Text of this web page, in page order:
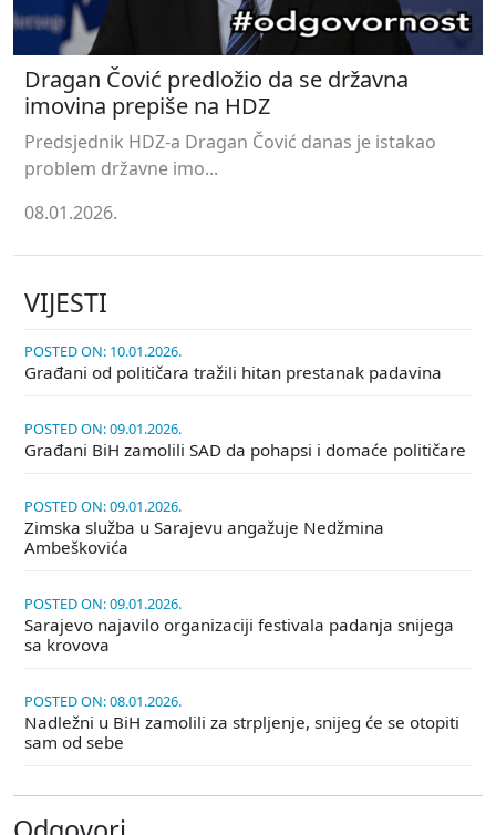
Dragan Čović predložio da se državna
imovina prepiše na HDZ
Predsjednik HDZ-a Dragan Čović danas je istakao
problem državne imo...
08.01.2026.
VIJESTI
POSTED ON: 10.01.2026.
Građani od političara tražili hitan prestanak padavina
POSTED ON: 09.01.2026.
Građani BiH zamolili SAD da pohapsi i domaće političare
POSTED ON: 09.01.2026.
Zimska služba u Sarajevu angažuje Nedžmina
Ambeškovića
POSTED ON: 09.01.2026.
Sarajevo najavilo organizaciji festivala padanja snijega
sa krovova
POSTED ON: 08.01.2026.
Nadležni u BiH zamolili za strpljenje, snijeg će se otopiti
sam od sebe